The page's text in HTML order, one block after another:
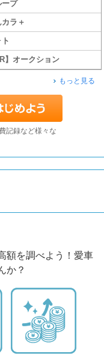
ープ
ラ＋
】オークション
もっと見る
記録など様々な
額を調べよう！愛車
か？